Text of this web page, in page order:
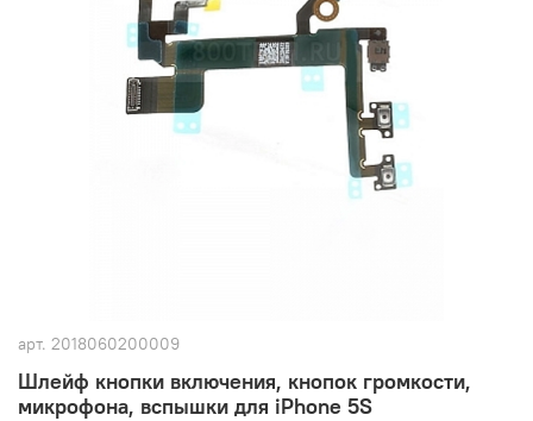
арт. 2018060200009
Шлейф кнопки включения, кнопок громкости,
микрофона, вспышки для iPhone 5S